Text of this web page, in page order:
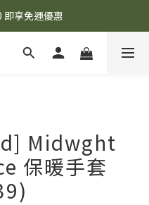
點擊查看最新優惠！
即享免運優惠
點擊查看最新優惠！
Midwght
保暖手套